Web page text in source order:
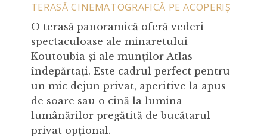
TERASĂ CINEMATOGRAFICĂ PE ACOPERIȘ
O terasă panoramică oferă vederi
spectaculoase ale minaretului
Koutoubia și ale munților Atlas
îndepărtați. Este cadrul perfect pentru
un mic dejun privat, aperitive la apus
de soare sau o cină la lumina
lumânărilor pregătită de bucătarul
privat opțional.